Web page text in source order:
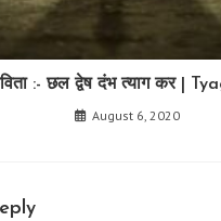
:- छल द्वेष दंभ त्याग कर |
August 6, 2020